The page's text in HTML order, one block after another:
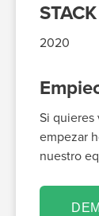
2020
Si quieres
empezar
nuestro